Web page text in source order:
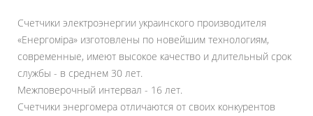
Счетчики электроэнергии украинского производителя
«Енергоміра» изготовлены по новейшим технологиям,
современные, имеют высокое качество и длительный срок
службы - в среднем 30 лет.
Межповерочный интервал - 16 лет.
Счетчики энергомера отличаются от своих конкурентов